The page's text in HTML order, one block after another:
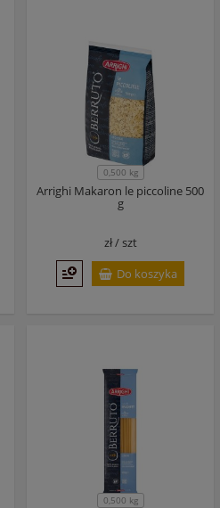
0,500 kg
Arrighi Makaron le piccoline 500
g
zł /szt
Do koszyka
0,500 kg